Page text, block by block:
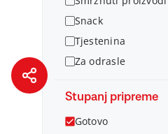
Snack
Tjestenina
Za odrasle
Stupanj pripreme
Gotovo